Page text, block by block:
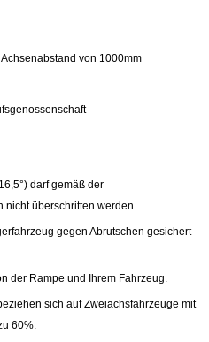
von 1000mm
darf gemäß der
nicht überschritten werden.
gegen Abrutschen gesichert
der Rampe und Ihrem Fahrzeug.
sich auf Zweiachsfahrzeuge mit
60%.